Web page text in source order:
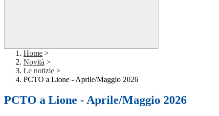
Home >
Novità >
Le notizie >
PCTO a Lione - Aprile/Maggio 2026
PCTO a Lione - Aprile/Maggio 2026